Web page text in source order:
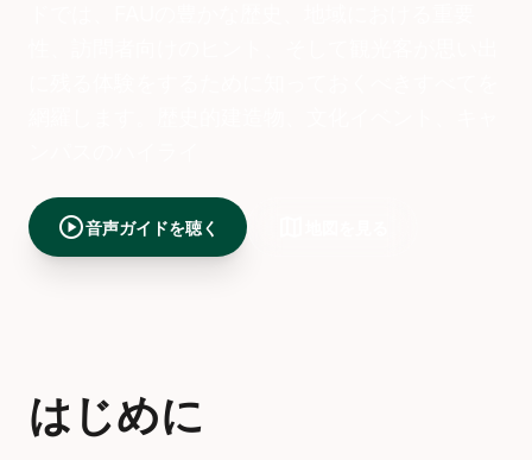
play_circle音声ガイドを聴く
はじめに